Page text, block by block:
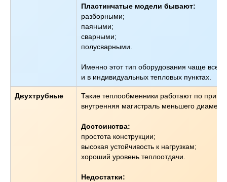
Пластинчатые модели бывают:
разборными;
паяными;
сварными;
полусварными.
Именно этот тип оборудования чаще
и в индивидуальных тепловых пунктах.
Двухтрубные
Такие теплообменники работают по
внутренняя магистраль меньшего
Достоинства:
простота конструкции;
высокая устойчивость к нагрузкам;
хороший уровень теплоотдачи.
Недостатки: